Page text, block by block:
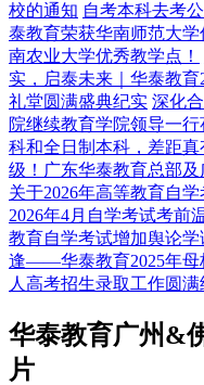
校的通知 自考本科去考
泰教育荣获华南师范大学
南农业大学优秀教学点！
实，启泰未来｜华泰教
礼堂圆满盛典纪实 深化
院继续教育学院领导一
科和全日制本科，差距真
级！广东华泰教育总部
关于2026年高等教育自
2026年4月自学考试考前
教育自学考试增加舆论学
逢——华泰教育2025年母
人高考招生录取工作圆满
华泰教育广州&
片